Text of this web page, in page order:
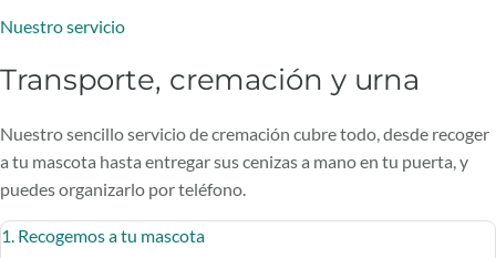
Nuestro servicio
Transporte, cremación y urna
Nuestro sencillo servicio de cremación cubre todo, desde recoger
a tu mascota hasta entregar sus cenizas a mano en tu puerta, y
puedes organizarlo por teléfono.
1. Recogemos a tu mascota